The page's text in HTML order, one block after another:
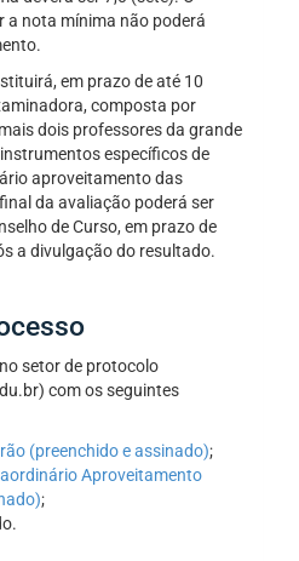
a nota mínima não poderá
em prazo de até 10
composta por
dois professores da grande
específicos de
aproveitamento das
da avaliação poderá ser
de Curso, em prazo de
a divulgação do resultado.
setor de protocolo
com os seguintes
(preenchido e assinado);
Aproveitamento
;